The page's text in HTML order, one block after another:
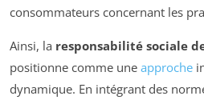
consommateurs concernant les
Ainsi, la responsabilité sociale
positionne comme une approche
dynamique. En intégrant des